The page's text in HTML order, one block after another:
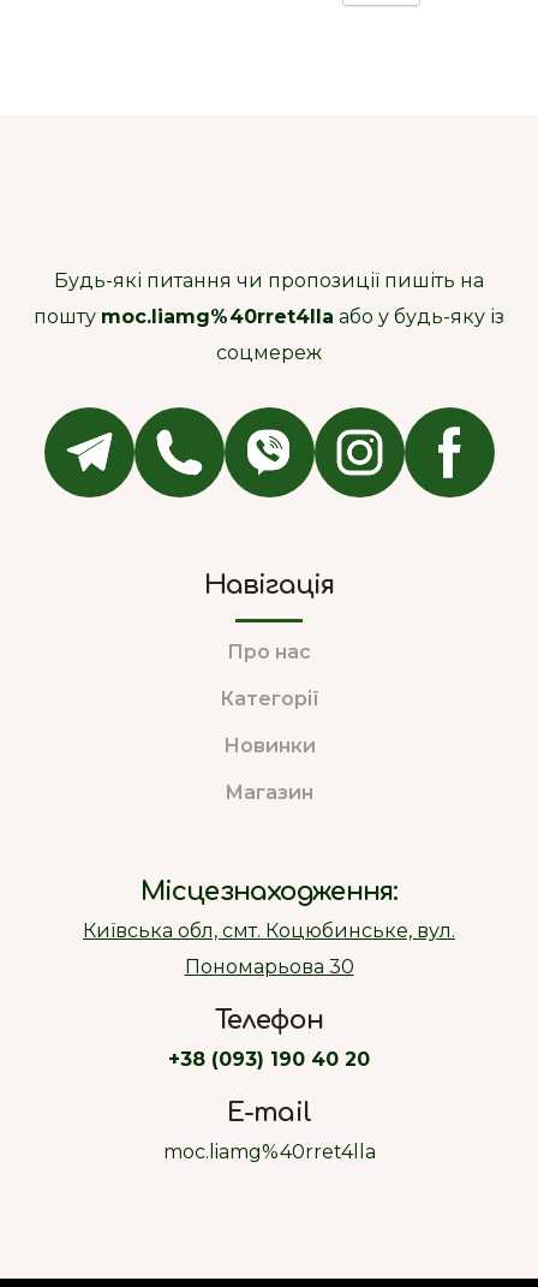
Будь-які питання чи пропозиції пишіть на
пошту moc.liamg%40rret4lla або у будь-яку із
соцмереж
Навігація
Про нас
Категорії
Новинки
Магазин
Місцезнаходження:
Київська обл, смт. Коцюбинське, вул.
Пономарьова 30
Телефон
+38 (093) 190 40 20
E-mail
moc.liamg%40rret4lla